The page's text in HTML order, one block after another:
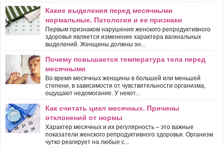
Какие выделения перед месячными
нормальные. Патология и ее признаки
Первым признаком нарушения женского репродуктивного
здоровья является изменение характера вагинальных
выделений. Женщины должны зн...
Почему повышается температура тела перед
месячными
Во время месячных женщины в большей или меньшей
степени, в зависимости от чувствительности организма,
ощущают недомогание. У некот...
Как считать цикл месячных. Причины
отклонений от нормы
Характер месячных и их регулярность – это важные
показатели женского репродуктивного здоровья. Организм
чутко реагирует на любые с...